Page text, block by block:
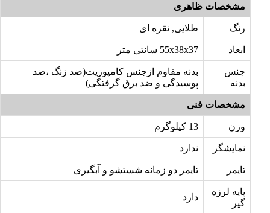
مشخصات ظاهری
رنگ طلایی, نقره ای
ابعاد 55x38x37 سانتی متر
جنس
بدنه
بدنه مقاوم ازجنس کامپوزیت(ضد زنگ ،ضد
پوسیدگی و ضد برق گرفتگی)
مشخصات فنی
وزن 13 کیلوگرم
نمایشگر ندارد
تایمر تایمر دو زمانه شستشو و آبگیری
پایه لرزه
گیر
دارد